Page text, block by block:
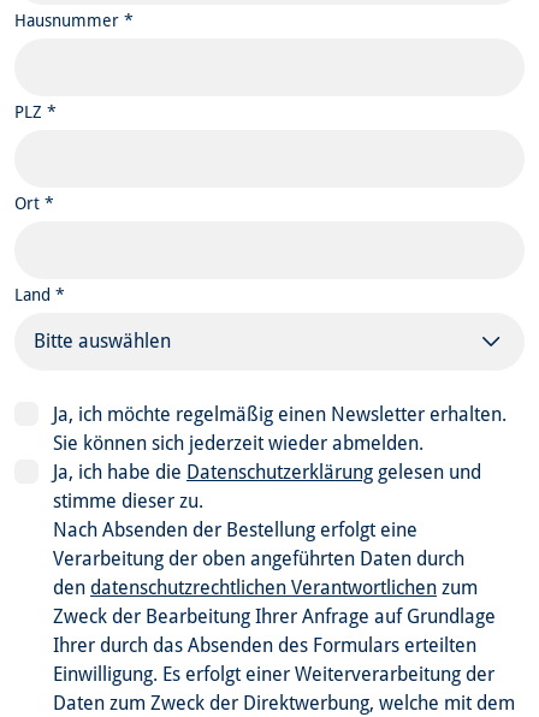
Hausnummer *
PLZ *
Ort *
Land *
Bitte auswählen
Ja, ich möchte regelmäßig einen Newsletter erhalten.
Sie können sich jederzeit wieder abmelden.
Ja, ich habe die Datenschutzerklärung gelesen und
stimme dieser zu.
Nach Absenden der Bestellung erfolgt eine
Verarbeitung der oben angeführten Daten durch
den datenschutzrechtlichen Verantwortlichen zum
Zweck der Bearbeitung Ihrer Anfrage auf Grundlage
Ihrer durch das Absenden des Formulars erteilten
Einwilligung. Es erfolgt einer Weiterverarbeitung der
Daten zum Zweck der Direktwerbung, welche mit dem